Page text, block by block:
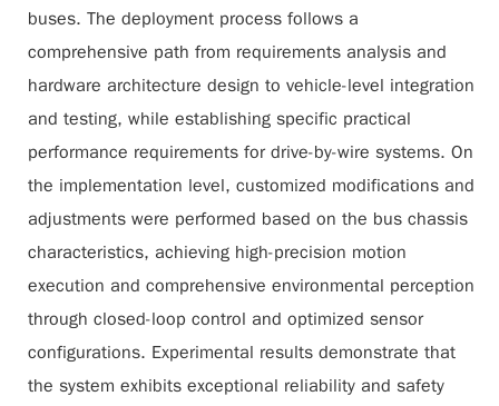
buses. The deployment process follows a
comprehensive path from requirements analysis and
hardware architecture design to vehicle-level integration
and testing, while establishing specific practical
performance requirements for drive-by-wire systems. On
the implementation level, customized modifications and
adjustments were performed based on the bus chassis
characteristics, achieving high-precision motion
execution and comprehensive environmental perception
through closed-loop control and optimized sensor
configurations. Experimental results demonstrate that
the system exhibits exceptional reliability and safety